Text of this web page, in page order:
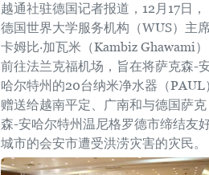
越通社驻德国记者报道，12月17日，
德国世界大学服务机构（WUS）主
卡姆比·加瓦米（Kambiz Ghawami）
前往法兰克福机场，旨在将萨克森-
哈尔特州的20台纳米净水器（PAUL
赠送给越南平定、广南和与德国萨克
森-安哈尔特州温尼格罗德市缔结友
城市的会安市遭受洪涝灾害的灾民。